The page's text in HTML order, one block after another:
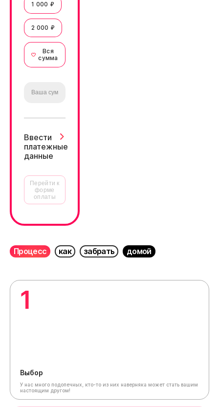
1 000 ₽
2 000 ₽
Вся
сумма
Ввести
платежные
данные
Перейти к
форме
оплаты
Процесс как забрать домой
1
Выбор
У нас много подопечных, кто-то из них наверняка может стать вашим
настоящим другом!